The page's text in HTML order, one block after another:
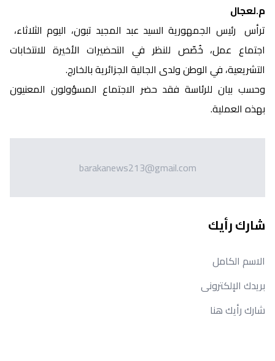
م.لعجال
ترأس رئيس الجمهورية السيد عبد المجيد تبون، اليوم الثلاثاء،
اجتماع عمل، خُصّص للنظر في التحضيرات الأخيرة للانتخابات
التشريعية، في الوطن ولدى الجالية الجزائرية بالخارج.
وحسب بيان للرئاسة فقد حضر الاجتماع المسؤولون المعنيون
بهذه العملية.
barakanews213@gmail.com
شارك رأيك